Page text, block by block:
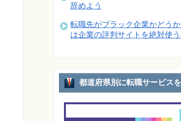
辞めよう
転職先がブラック企業かどう
は企業の評判サイトを絶対使う
都道府県別に転職サービス